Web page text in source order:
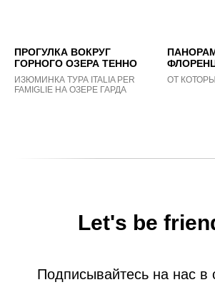
ПРОГУЛКА ВОКРУГ
ГОРНОГО ОЗЕРА ТЕННО
ИЗЮМИНКА ТУРА ITALIA PER
FAMIGLIE НА ОЗЕРЕ ГАРДА
ОТ
Let's be
Подписывайтесь на нас в